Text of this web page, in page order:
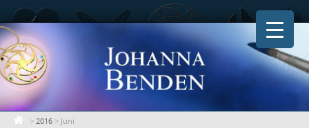
Skip
to
content
> 2016 > Juni